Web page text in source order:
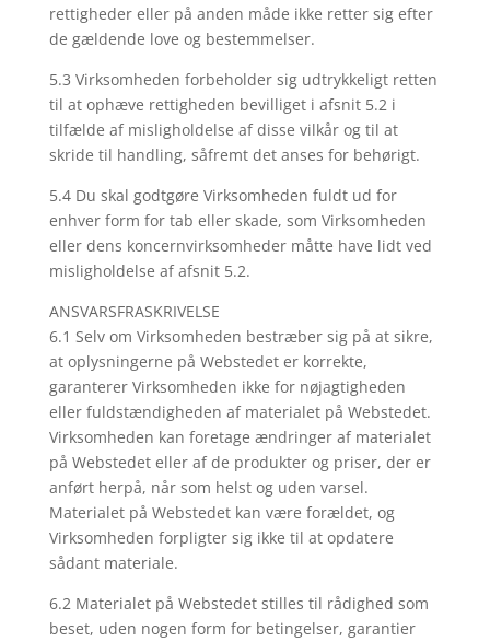
rettigheder eller på anden måde ikke retter sig efter
de gældende love og bestemmelser.
5.3 Virksomheden forbeholder sig udtrykkeligt retten
til at ophæve rettigheden bevilliget i afsnit 5.2 i
tilfælde af misligholdelse af disse vilkår og til at
skride til handling, såfremt det anses for behørigt.
5.4 Du skal godtgøre Virksomheden fuldt ud for
enhver form for tab eller skade, som Virksomheden
eller dens koncernvirksomheder måtte have lidt ved
misligholdelse af afsnit 5.2.
ANSVARSFRASKRIVELSE
6.1 Selv om Virksomheden bestræber sig på at sikre,
at oplysningerne på Webstedet er korrekte,
garanterer Virksomheden ikke for nøjagtigheden
eller fuldstændigheden af materialet på Webstedet.
Virksomheden kan foretage ændringer af materialet
på Webstedet eller af de produkter og priser, der er
anført herpå, når som helst og uden varsel.
Materialet på Webstedet kan være forældet, og
Virksomheden forpligter sig ikke til at opdatere
sådant materiale.
6.2 Materialet på Webstedet stilles til rådighed som
beset, uden nogen form for betingelser, garantier